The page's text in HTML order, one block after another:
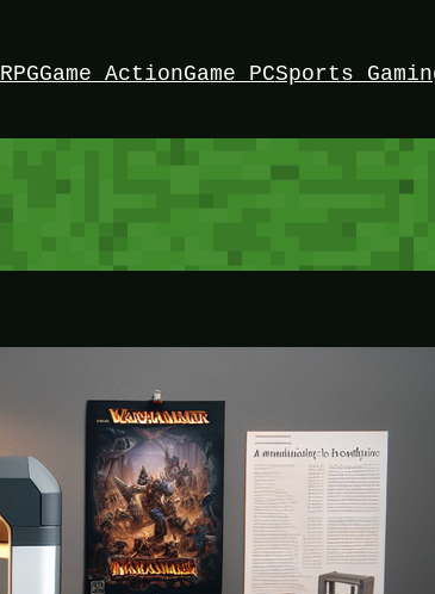
RPGGame ActionGame PCSports
HEY!
I’m Bedrock. Discover the
your game with insider
Twitch X TikTok Facebook Instagram